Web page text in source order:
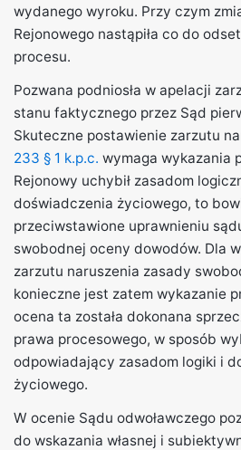
wydanego wyroku. Przy czym
Rejonowego nastąpiła co do
procesu.
Pozwana podniosła w apelacji
stanu faktycznego przez Sąd
Skuteczne postawienie zarzutu
233 § 1 k.p.c. wymaga wykazania
Rejonowy uchybił zasadom
doświadczenia życiowego, to
przeciwstawione uprawnieniu
swobodnej oceny dowodów. Dla
zarzutu naruszenia zasady
konieczne jest zatem wykazanie
ocena ta została dokonana
prawa procesowego, w sposób
odpowiadający zasadom logiki i
życiowego.
W ocenie Sądu odwoławczego
do wskazania własnej i